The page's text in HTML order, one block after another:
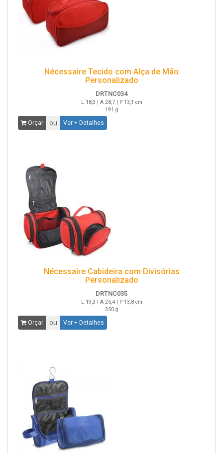
Nécessaire Tecido com Alça de Mão
Personalizado
DRTNC034
L 18,3 | A 28,7 | P 13,1 cm
191 g
Orçar ou Ver + Detalhes
Nécessaire Cabideira com Divisórias
Personalizado
DRTNC035
L 19,3 | A 25,4 | P 13,8 cm
350 g
Orçar ou Ver + Detalhes